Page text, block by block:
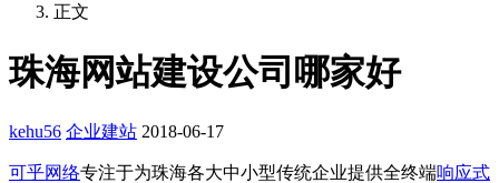
正文
珠海网站建设公司哪家好
kehu56 企业建站 2018-06-17
可乎网络专注于为珠海各大中小型传统企业提供全终端响应式